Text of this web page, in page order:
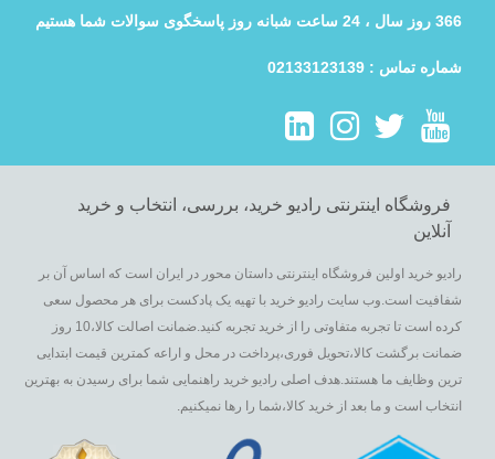
366 روز سال ، 24 ساعت شبانه روز پاسخگوی سوالات شما هستیم
شماره تماس : 02133123139
فروشگاه اینترنتی رادیو خرید، بررسی، انتخاب و خرید
آنلاین
رادیو خرید اولین فروشگاه اینترنتی داستان محور در ایران است که اساس آن بر
شفافیت است.وب سایت رادیو خرید با تهیه یک پادکست برای هر محصول سعی
کرده است تا تجربه متفاوتی را از خرید تجربه کنید.ضمانت اصالت کالا،10 روز
ضمانت برگشت کالا،تحویل فوری،پرداخت در محل و اراعه کمترین قیمت ابتدایی
ترین وظایف ما هستند.هدف اصلی رادیو خرید راهنمایی شما برای رسیدن به بهترین
انتخاب است و ما بعد از خرید کالا،شما را رها نمیکنیم.